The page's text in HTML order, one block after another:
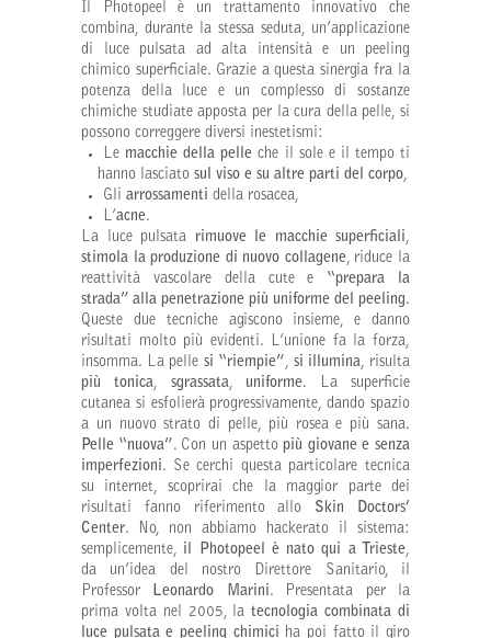
Il Photopeel è un trattamento innovativo che
combina, durante la stessa seduta, un’applicazione
di luce pulsata ad alta intensità e un peeling
chimico superficiale. Grazie a questa sinergia fra la
potenza della luce e un complesso di sostanze
chimiche studiate apposta per la cura della pelle, si
possono correggere diversi inestetismi:
Le macchie della pelle che il sole e il tempo ti
hanno lasciato sul viso e su altre parti del corpo,
Gli arrossamenti della rosacea,
L’acne.
La luce pulsata
rimuove le macchie superficiali,
stimola la produzione di nuovo collagene, riduce la
reattività vascolare della cute e
“prepara la
strada” alla penetrazione più uniforme del peeling .
Queste due tecniche agiscono insieme, e danno
risultati molto più evidenti. L’unione fa la forza,
insomma. La pellesi “riempie” , si illumina, risulta
più tonica, sgrassata, uniforme. La superficie
cutanea si esfolierà progressivamente, dando spazio
a un nuovo strato di pelle, più rosea e più sana.
Pelle “nuova” . Con un aspetto più giovane e senza
imperfezioni. Se cerchi questa particolare tecnica
su internet, scoprirai che la maggior parte dei
risultati fanno riferimento allo Skin Doctors’
Center. No, non abbiamo hackerato il sistema:
semplicemente, il Photopeel è nato qui a Trieste,
da un’idea del nostro Direttore Sanitario, il
Professor Leonardo Marini. Presentata per la
prima volta nel 2005, la tecnologia combinata di
luce pulsata e peeling chimici ha poi fatto il giro